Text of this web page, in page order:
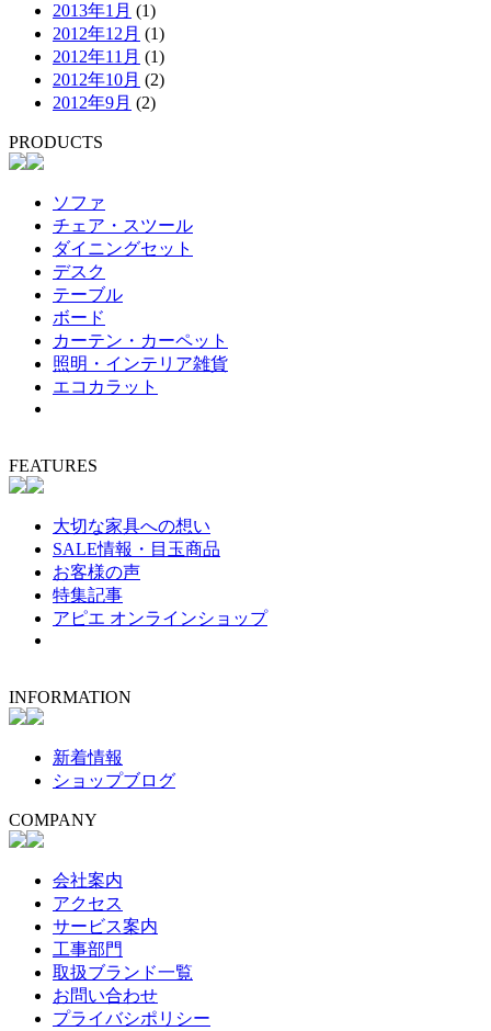
2013年1月 (1)
2012年12月 (1)
2012年11月 (1)
2012年10月 (2)
2012年9月 (2)
PRODUCTS
ソファ
チェア・スツール
ダイニングセット
デスク
テーブル
ボード
カーテン・カーペット
照明・インテリア雑貨
エコカラット
FEATURES
大切な家具への想い
SALE情報・目玉商品
お客様の声
特集記事
アピエ オンラインショップ
INFORMATION
新着情報
ショップブログ
COMPANY
会社案内
アクセス
サービス案内
工事部門
取扱ブランド一覧
お問い合わせ
プライバシポリシー